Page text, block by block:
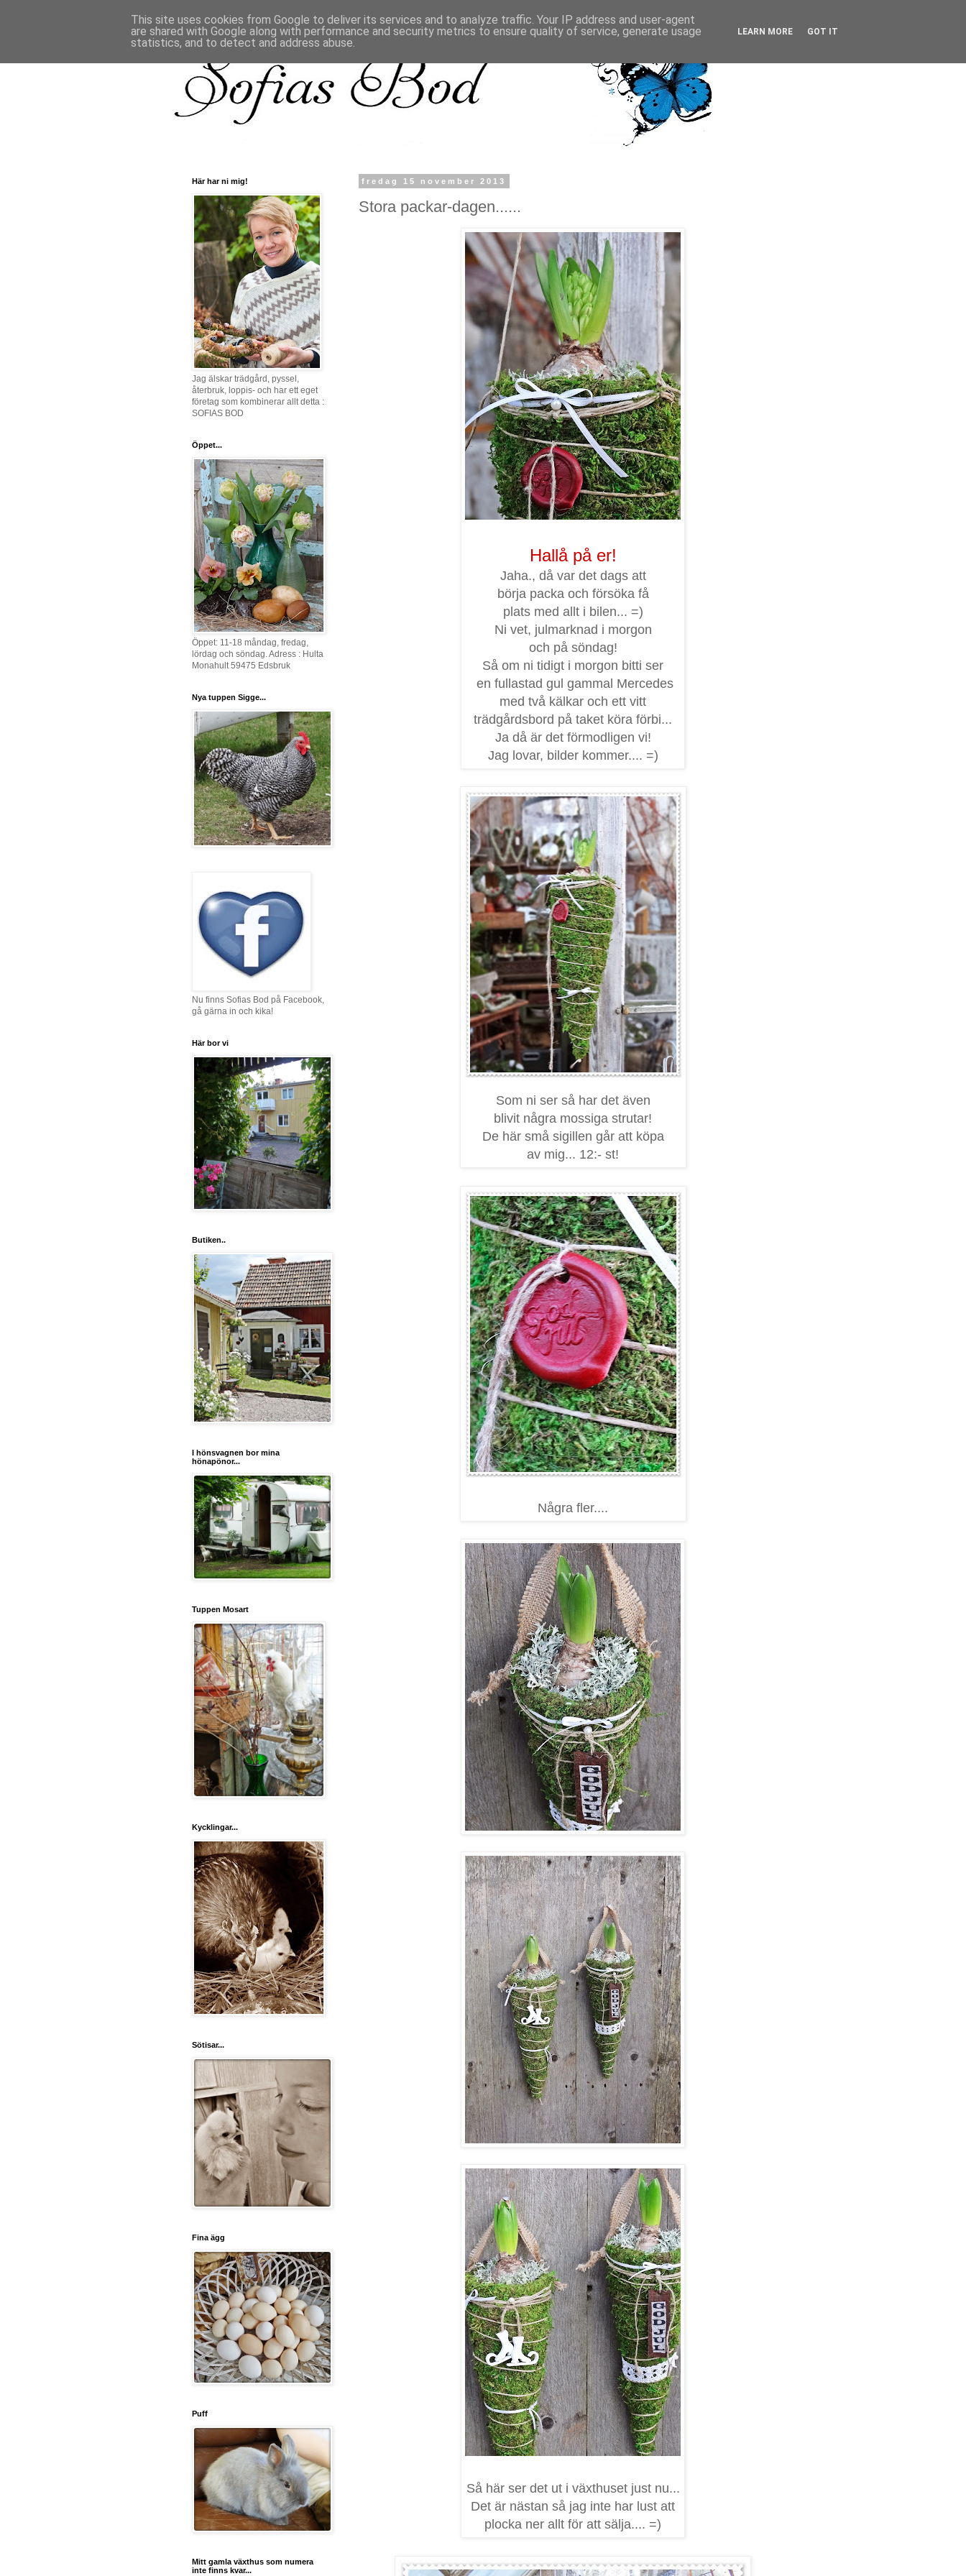
fredag 15 november 2013
Stora packar-dagen......
Hallå på er!
Jaha., då var det dags att
börja packa och försöka få
plats med allt i bilen... =)
Ni vet, julmarknad i morgon
och på söndag!
Så om ni tidigt i morgon bitti ser
en fullastad gul gammal Mercedes
med två kälkar och ett vitt
trädgårdsbord på taket köra förbi...
Ja då är det förmodligen vi!
Jag lovar, bilder kommer.... =)
Som ni ser så har det även
blivit några mossiga strutar!
De här små sigillen går att köpa
av mig... 12:- st!
Några fler....
Så här ser det ut i växthuset just nu...
Det är nästan så jag inte har lust att
plocka ner allt för att sälja.... =)
Här har ni mig!
Jag älskar trädgård, pyssel,
återbruk, loppis- och har ett eget
företag som kombinerar allt detta :
SOFIAS BOD
Öppet...
Öppet: 11-18 måndag, fredag,
lördag och söndag. Adress : Hulta
Monahult 59475 Edsbruk
Nya tuppen Sigge...
Nu finns Sofias Bod på Facebook,
gå gärna in och kika!
Här bor vi
Butiken..
I hönsvagnen bor mina
hönapönor...
Tuppen Mosart
Kycklingar...
Sötisar...
Fina ägg
Puff
Mitt gamla växthus som numera
inte finns kvar...
This site uses cookies from Google to deliver its services and to analyze traffic. Your IP address and user-agent
are shared with Google along with performance and security metrics to ensure quality of service, generate usage
statistics, and to detect and address abuse.
LEARN MORE GOT IT